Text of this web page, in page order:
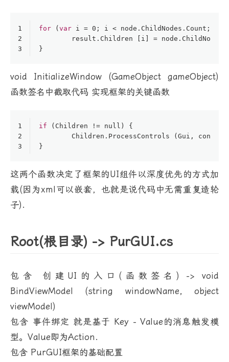
1
2
3
for (var i = 0 ; i < node.ChildNodes.Count;
result.Children [i] =
}
void InitializeWindow (GameObject gameObject)
函数签名中截取代码 实现框架的关键函数
1
2
3
if (Children != null ) {
Children.ProcessControls (Gui,
}
这两个函数决定了框架的UI组件以深度优先的方式加
载(因为xml可以嵌套，也就是说代码中无需重复造轮
子).
Root(根目录) -> PurGUI.cs
包含 创建UI的入口(函数签名) -> void
BindViewModel (string windowName, object
viewModel)
包含 事件绑定 就是基于 Key - Value的消息触发模
型。Value即为Action.
包含 PurGUI框架的基础配置